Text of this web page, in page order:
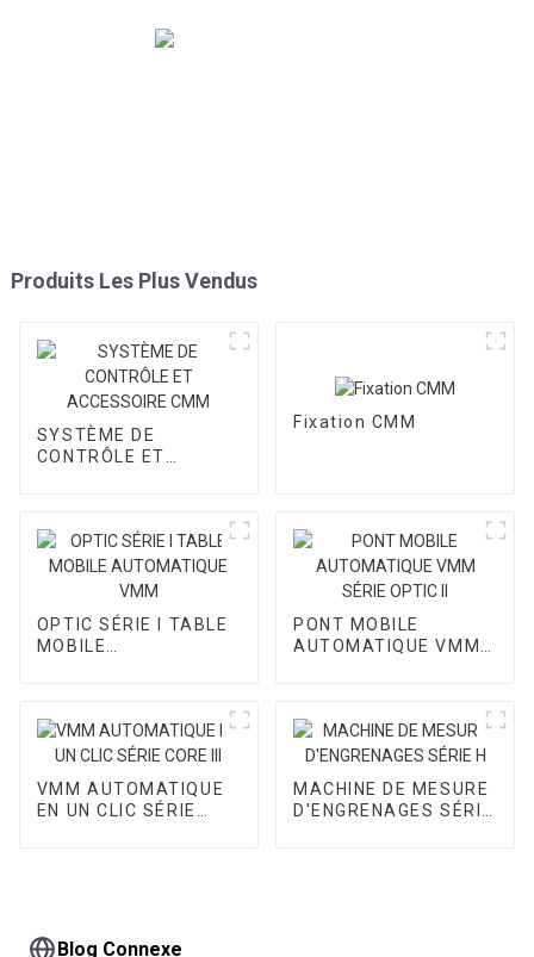
Produits Les Plus Vendus
SYSTÈME DE
CONTRÔLE ET
Fixation CMM
OPTIC SÉRIE I TABLE
MOBILE
PONT MOBILE
AUTOMATIQUE VMM
VMM AUTOMATIQUE
EN UN CLIC SÉRIE
MACHINE DE MESURE
D'ENGRENAGES SÉRIE
Blog Connexe